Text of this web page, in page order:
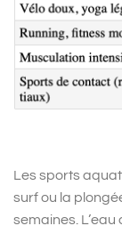
Les sports
surf ou la
semaines.